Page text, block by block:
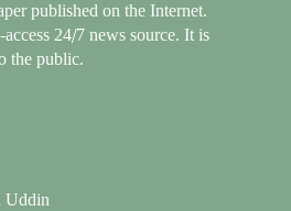
published on the Internet.
24/7 news source. It is
the public.
Uddin